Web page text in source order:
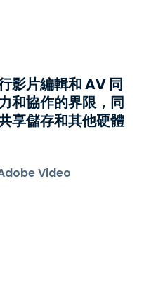
影片編輯和 AV 同
和協作的界限，同
享儲存和其他硬體
Video